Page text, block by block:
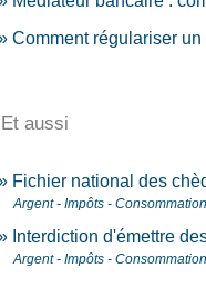
Comment régulariser
Et aussi
Fichier national des
Argent - Impôts - Consommation
Interdiction d'émettre
Argent - Impôts - Consommation